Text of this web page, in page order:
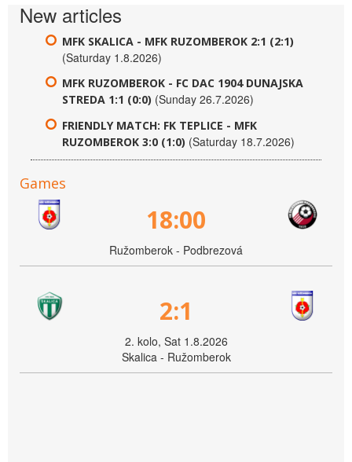
New articles
MFK SKALICA - MFK RUZOMBEROK 2:1 (2:1)
(Saturday 1.8.2026)
MFK RUZOMBEROK - FC DAC 1904 DUNAJSKA
STREDA 1:1 (0:0) (Sunday 26.7.2026)
FRIENDLY MATCH: FK TEPLICE - MFK
RUZOMBEROK 3:0 (1:0) (Saturday 18.7.2026)
Games
18:00
Ružomberok - Podbrezová
2:1
2. kolo, Sat 1.8.2026
Skalica - Ružomberok